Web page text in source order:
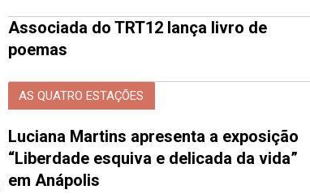
Associada do TRT12 lança livro de
poemas
AS QUATRO ESTAÇÕES
Luciana Martins apresenta a exposição
“Liberdade esquiva e delicada da vida”
em Anápolis